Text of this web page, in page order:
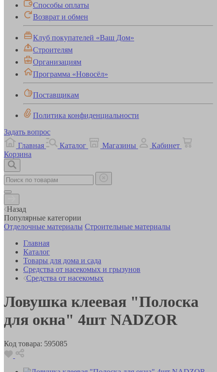
Способы оплаты
Возврат и обмен
Клуб покупателей «Ваш Дом»
Строителям
Организациям
Программа «Новосёл»
Поставщикам
Политика конфиденциальности
Задать вопрос
Главная
Каталог Магазины
Кабинет
Корзина
Назад
Популярные категории
Отделочные материалы Строительные материалы
Главная
Каталог
Товары для дома и сада
Средства от насекомых и грызунов
Средства от насекомых
Ловушка клеевая "Полоска
для окна" 4шт NADZOR
Код товара: 595085